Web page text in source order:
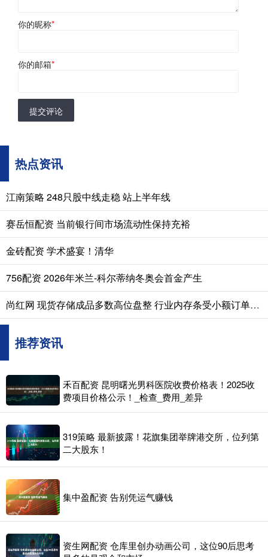
你的昵称*
你的邮箱*
提交评论
热点资讯
江南策略 248只股中线走稳 站上半年线
赛岳恒配资 当前银行间市场流动性保持充裕
金砖配资 学术盛宴！清华
756配资 2026年米兰-科尔蒂纳冬奥会首金产生
尚红网 现货存储成品多数高位盘整 行业内存条受小额订单推动价格上扬
推荐资讯
禾百配资 昆明曙光男科医院收费价格表！2025收
费项目价格公示！_检查_费用_差异
319策略 最新披露！花旗集团举牌港交所，位列第
二大股东！
集中盈配资 告别凭运气赚钱
资生网配资 仓库里创办动画公司，这位90后思考